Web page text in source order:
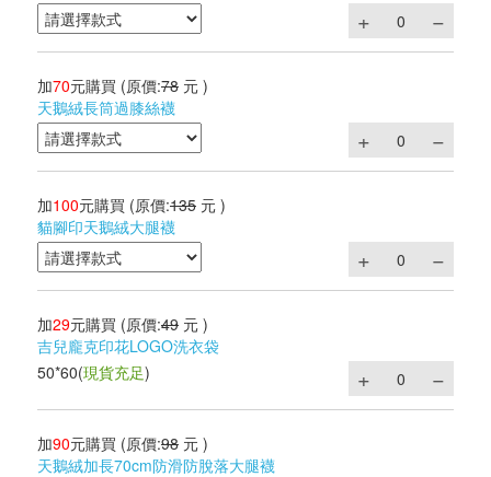
加70元購買 (原價:78 元 )
天鵝絨長筒過膝絲襪
加100元購買 (原價:135 元 )
貓腳印天鵝絨大腿襪
加29元購買 (原價:49 元 )
吉兒龐克印花LOGO洗衣袋
50*60(現貨充足)
加90元購買 (原價:98 元 )
天鵝絨加長70cm防滑防脫落大腿襪